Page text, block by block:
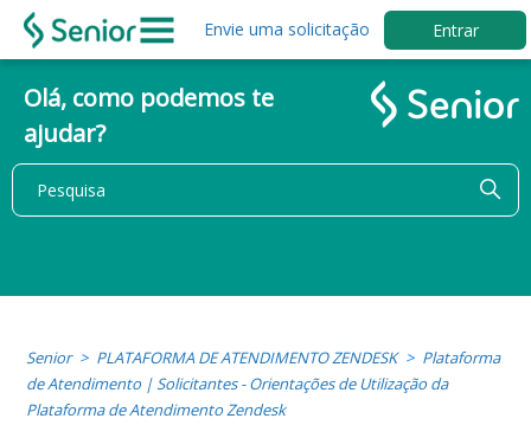
Envie uma solicitação Entrar
Olá, como podemos te
ajudar?
Senior PLATAFORMA DE ATENDIMENTO ZENDESK
Plataforma
de Atendimento | Solicitantes - Orientações de Utilização da
Plataforma de Atendimento Zendesk